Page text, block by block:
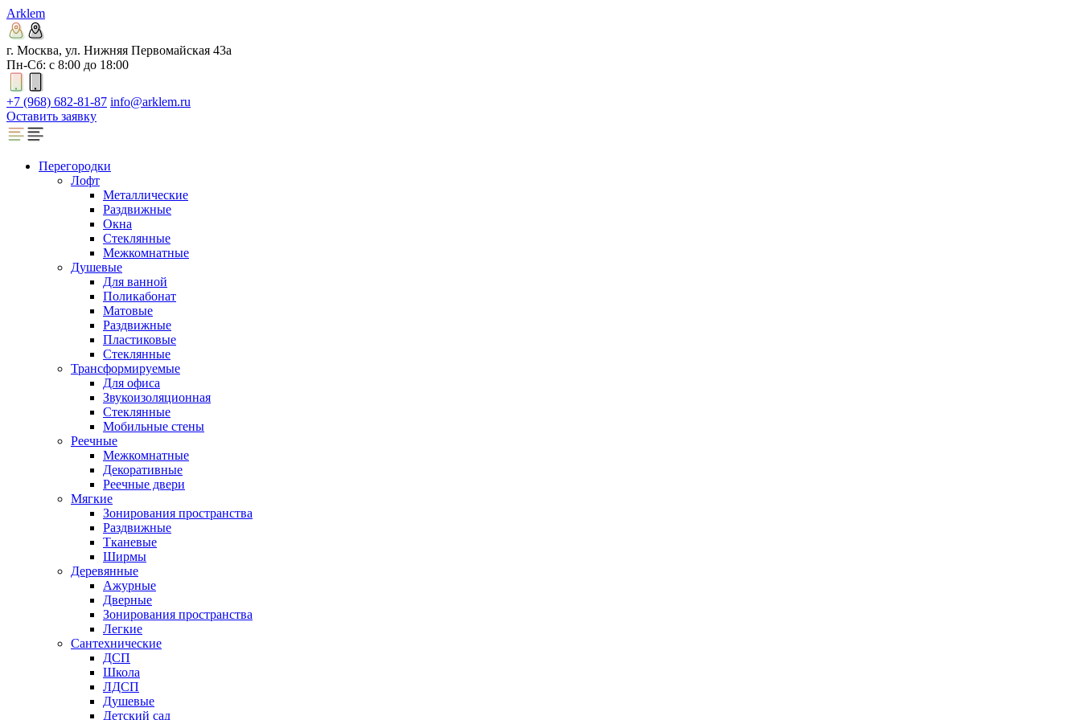
Arklem
г. Москва, ул. Нижняя Первомайская 43а
Пн-Сб: с 8:00 до 18:00
+7 (968) 682-81-87 info@arklem.ru
Оставить заявку
Перегородки
Лофт
Металлические
Раздвижные
Окна
Стеклянные
Межкомнатные
Душевые
Для ванной
Поликабонат
Матовые
Раздвижные
Пластиковые
Стеклянные
Трансформируемые
Для офиса
Звукоизоляционная
Стеклянные
Мобильные стены
Реечные
Межкомнатные
Декоративные
Реечные двери
Мягкие
Зонирования пространства
Раздвижные
Тканевые
Ширмы
Деревянные
Ажурные
Дверные
Зонирования пространства
Легкие
Сантехнические
ДСП
Школа
ЛДСП
Душевые
Детский сад